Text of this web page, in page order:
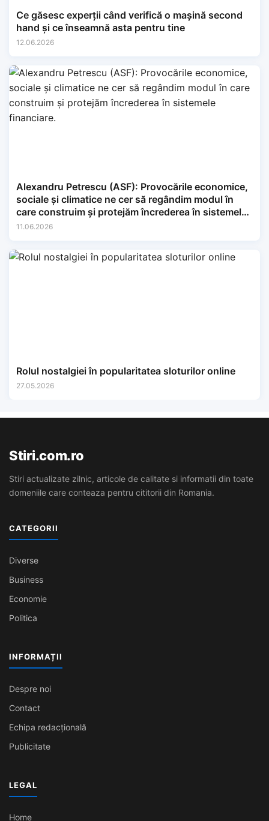
Ce găsesc experții când verifică o mașină second
hand și ce înseamnă asta pentru tine
12.06.2026
Alexandru Petrescu (ASF): Provocările economice,
sociale și climatice ne cer să regândim modul în
care construim și protejăm încrederea în sistemele
financiare.
11.06.2026
Rolul nostalgiei în popularitatea sloturilor online
27.05.2026
Stiri.com.ro
Stiri actualizate zilnic, articole de calitate si informatii din toate
domeniile care conteaza pentru cititorii din Romania.
CATEGORII
Diverse
Business
Economie
Politica
INFORMAȚII
Despre noi
Contact
Echipa redacțională
Publicitate
LEGAL
Home